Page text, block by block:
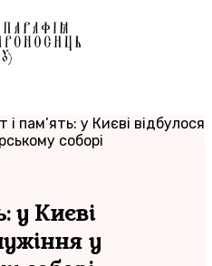
і пам’ять: у Києві відбулося
соборі
у Києві
у